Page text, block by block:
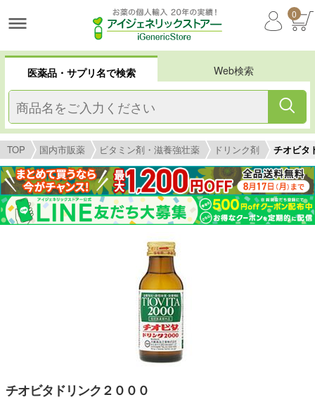
0
医薬品・サプリ名で検索 Web検索
TOP 国内市販薬 ビタミン剤・滋養強壮薬 ドリンク剤 チオビタ
チオビタドリンク２０００